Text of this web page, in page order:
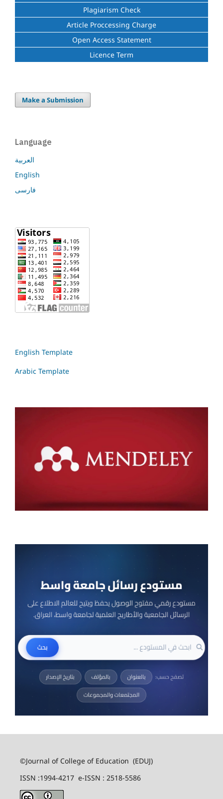
Plagiarism Check
Article Proccessing Charge
Open Access Statement
Licence Term
Make a Submission
Language
العربية
English
فارسی
English Template
Arabic Template
©Journal of College of Education (EDUJ)
ISSN :1994-4217 e-ISSN : 2518-5586